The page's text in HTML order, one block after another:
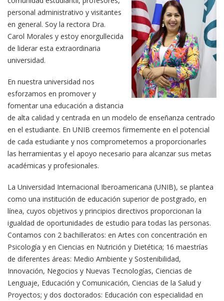
personal administrativo y visitantes
en general. Soy la rectora Dra.
Carol Morales y estoy enorgullecida
de liderar esta extraordinaria
universidad.
En nuestra universidad nos
esforzamos en promover y
fomentar una educación a distancia
de alta calidad y centrada en un modelo de enseñanza centrado
en el estudiante. En UNIB creemos firmemente en el potencial
de cada estudiante y nos comprometemos a proporcionarles
las herramientas y el apoyo necesario para alcanzar sus metas
académicas y profesionales.
La Universidad Internacional Iberoamericana (UNIB), se plantea
como una institución de educación superior de postgrado, en
línea, cuyos objetivos y principios directivos proporcionan la
igualdad de oportunidades de estudio para todas las personas.
Contamos con 2 bachilleratos: en Artes con concentración en
Psicología y en Ciencias en Nutrición y Dietética; 16 maestrías
de diferentes áreas: Medio Ambiente y Sostenibilidad,
Innovación, Negocios y Nuevas Tecnologías, Ciencias de
Lenguaje, Educación y Comunicación, Ciencias de la Salud y
Proyectos; y dos doctorados: Educación con especialidad en